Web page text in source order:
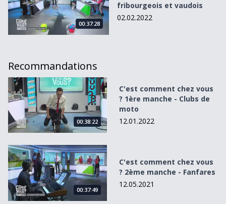
00:37:28
fribourgeois et vaudois
02.02.2022
Recommandations
C&#039;est comment chez vous ? 1ère manche - Clubs
00:38:22
C'est comment chez vous
? 1ère manche - Clubs de
moto
12.01.2022
C&#039;est comment chez vous ? 2ème manche -
00:37:49
C'est comment chez vous
? 2ème manche - Fanfares
12.05.2021